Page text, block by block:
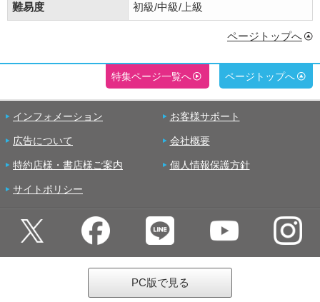
難易度 初級/中級/上級
ページトップへ
特集ページ一覧へ ページトップへ
インフォメーション お客様サポート
広告について 会社概要
特約店様・書店様ご案内 個人情報保護方針
サイトポリシー
PC版で見る